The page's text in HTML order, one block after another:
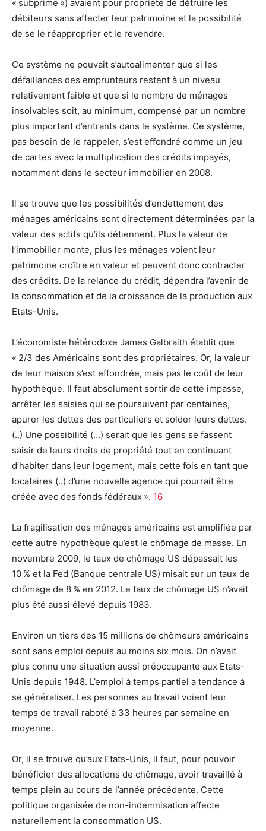
« subprime ») avaient pour propriété de détruire les
débiteurs sans affecter leur patrimoine et la possibilité
de se le réapproprier et le revendre.
Ce système ne pouvait s’autoalimenter que si les
défaillances des emprunteurs restent à un niveau
relativement faible et que si le nombre de ménages
insolvables soit, au minimum, compensé par un nombre
plus important d’entrants dans le système. Ce système,
pas besoin de le rappeler, s’est effondré comme un jeu
de cartes avec la multiplication des crédits impayés,
notamment dans le secteur immobilier en 2008.
Il se trouve que les possibilités d’endettement des
ménages américains sont directement déterminées par la
valeur des actifs qu’ils détiennent. Plus la valeur de
l’immobilier monte, plus les ménages voient leur
patrimoine croître en valeur et peuvent donc contracter
des crédits. De la relance du crédit, dépendra l’avenir de
la consommation et de la croissance de la production aux
Etats-Unis.
L’économiste hétérodoxe James Galbraith établit que
« 2/3 des Américains sont des propriétaires. Or, la valeur
de leur maison s’est effondrée, mais pas le coût de leur
hypothèque. Il faut absolument sortir de cette impasse,
arrêter les saisies qui se poursuivent par centaines,
apurer les dettes des particuliers et solder leurs dettes.
(..) Une possibilité (…) serait que les gens se fassent
saisir de leurs droits de propriété tout en continuant
d’habiter dans leur logement, mais cette fois en tant que
locataires (..) d’une nouvelle agence qui pourrait être
créée avec des fonds fédéraux ». 16
La fragilisation des ménages américains est amplifiée par
cette autre hypothèque qu’est le chômage de masse. En
novembre 2009, le taux de chômage US dépassait les
10 % et la Fed (Banque centrale US) misait sur un taux de
chômage de 8 % en 2012. Le taux de chômage US n’avait
plus été aussi élevé depuis 1983.
Environ un tiers des 15 millions de chômeurs américains
sont sans emploi depuis au moins six mois. On n’avait
plus connu une situation aussi préoccupante aux Etats-
Unis depuis 1948. L’emploi à temps partiel a tendance à
se généraliser. Les personnes au travail voient leur
temps de travail raboté à 33 heures par semaine en
moyenne.
Or, il se trouve qu’aux Etats-Unis, il faut, pour pouvoir
bénéficier des allocations de chômage, avoir travaillé à
temps plein au cours de l’année précédente. Cette
politique organisée de non-indemnisation affecte
naturellement la consommation US.